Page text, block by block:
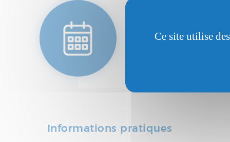
Dimanche 23 août
Informations pratiques
Ce site utilise